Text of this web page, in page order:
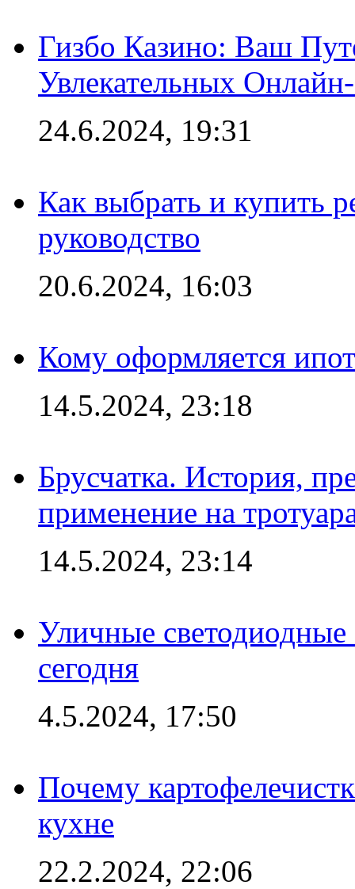
Гизбо Казино: Ваш
Увлекательных
24.6.2024, 19:31
Как выбрать и купить
руководство
20.6.2024, 16:03
Кому оформляется
14.5.2024, 23:18
Брусчатка. История,
применение на
14.5.2024, 23:14
Уличные
сегодня
4.5.2024, 17:50
Почему
кухне
22.2.2024, 22:06